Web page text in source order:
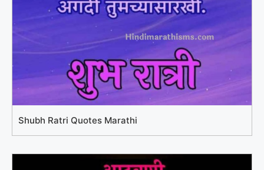
Shubh Ratri Quotes Marathi